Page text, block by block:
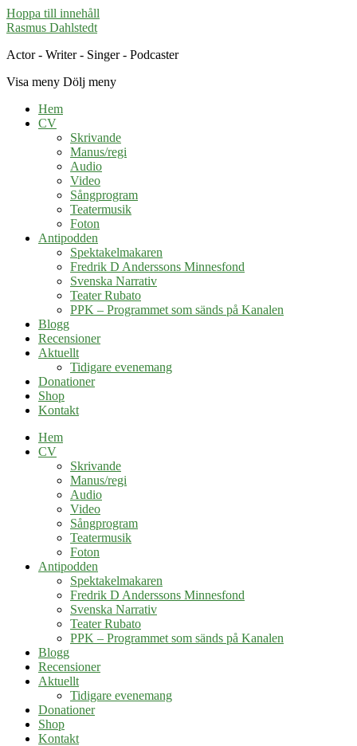
Hoppa till innehåll
Rasmus Dahlstedt
Actor - Writer - Singer - Podcaster
Visa meny Dölj meny
Hem
CV
Skrivande
Manus/regi
Audio
Video
Sångprogram
Teatermusik
Foton
Antipodden
Spektakelmakaren
Fredrik D Anderssons Minnesfond
Svenska Narrativ
Teater Rubato
PPK – Programmet som sänds på Kanalen
Blogg
Recensioner
Aktuellt
Tidigare evenemang
Donationer
Shop
Kontakt
Hem
CV
Skrivande
Manus/regi
Audio
Video
Sångprogram
Teatermusik
Foton
Antipodden
Spektakelmakaren
Fredrik D Anderssons Minnesfond
Svenska Narrativ
Teater Rubato
PPK – Programmet som sänds på Kanalen
Blogg
Recensioner
Aktuellt
Tidigare evenemang
Donationer
Shop
Kontakt